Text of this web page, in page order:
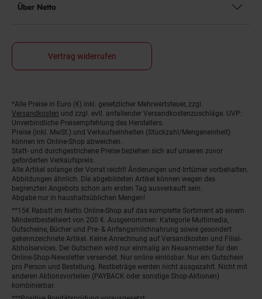
Über Netto
Vertrag widerrufen
Fußnoten
*Alle Preise in Euro (€) inkl. gesetzlicher Mehrwertsteuer, zzgl.
Versandkosten und zzgl. evtl. anfallender Versandkostenzuschläge. UVP:
Unverbindliche Preisempfehlung des Herstellers.
Preise (inkl. MwSt.) und Verkaufseinheiten (Stückzahl/Mengeneinheit)
können im Online-Shop abweichen.
Statt- und durchgestrichene Preise beziehen sich auf unseren zuvor
geforderten Verkaufspreis.
Alle Artikel solange der Vorrat reicht! Änderungen und Irrtümer vorbehalten.
Abbildungen ähnlich. Die abgebildeten Artikel können wegen des
begrenzten Angebots schon am ersten Tag ausverkauft sein.
Abgabe nur in haushaltsüblichen Mengen!
**15€ Rabatt im Netto Online-Shop auf das komplette Sortiment ab einem
Mindestbestellwert von 200 €. Ausgenommen: Kategorie Multimedia,
Gutscheine, Bücher und Pre- & Anfangsmilchnahrung sowie gesondert
gekennzeichnete Artikel. Keine Anrechnung auf Versandkosten und Filial-
Abholservices. Der Gutschein wird nur einmalig an Neuanmelder für den
Online-Shop-Newsletter versendet. Nur online einlösbar. Nur ein Gutschein
pro Person und Bestellung. Restbeträge werden nicht ausgezahlt. Nicht mit
anderen Aktionsvorteilen (PAYBACK oder sonstige Shop-Aktionen)
kombinierbar.